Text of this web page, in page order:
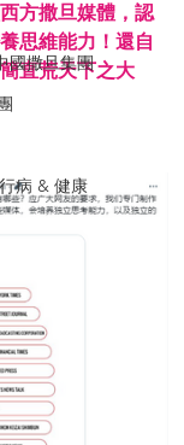
國撒旦集團
病 & 健康
方撒旦媒體，認
思維能力！還自
直荒天下之大